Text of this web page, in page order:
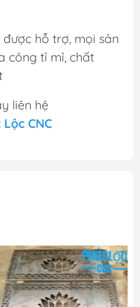
hỗ trợ, mọi sản
công tỉ mỉ, chất
liên hệ
CNC